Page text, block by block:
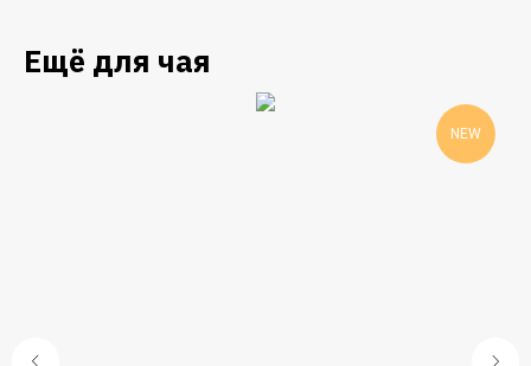
Ещё для чая
NEW